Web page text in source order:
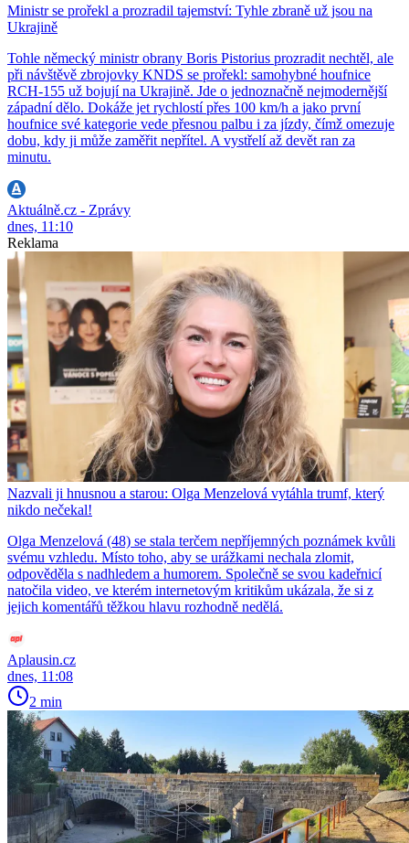
Ministr se prořekl a prozradil tajemství: Tyhle zbraně už jsou na
Ukrajině
Tohle německý ministr obrany Boris Pistorius prozradit nechtěl, ale
při návštěvě zbrojovky KNDS se prořekl: samohybné houfnice
RCH-155 už bojují na Ukrajině. Jde o jednoznačně nejmodernější
západní dělo. Dokáže jet rychlostí přes 100 km/h a jako první
houfnice své kategorie vede přesnou palbu i za jízdy, čímž omezuje
dobu, kdy ji může zaměřit nepřítel. A vystřelí až devět ran za
minutu.
Aktuálně.cz - Zprávy
dnes, 11:10
Reklama
Nazvali ji hnusnou a starou: Olga Menzelová vytáhla trumf, který
nikdo nečekal!
Olga Menzelová (48) se stala terčem nepříjemných poznámek kvůli
svému vzhledu. Místo toho, aby se urážkami nechala zlomit,
odpověděla s nadhledem a humorem. Společně se svou kadeřnicí
natočila video, ve kterém internetovým kritikům ukázala, že si z
jejich komentářů těžkou hlavu rozhodně nedělá.
Aplausin.cz
dnes, 11:08
2 min